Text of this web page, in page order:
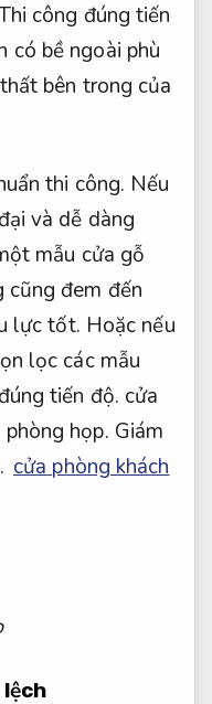
công đúng tiến
có bề ngoài phù
bên trong của
thi công. Nếu
và dễ dàng
mẫu cửa gỗ
cũng đem đến
lực tốt. Hoặc nếu
lọc các mẫu
tiến độ. cửa
họp. Giám
cửa phòng khách